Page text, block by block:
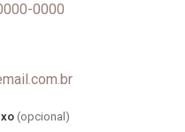
(opcional)